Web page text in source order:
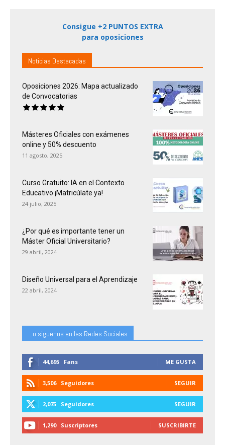
Consigue +2 PUNTOS EXTRA
para oposiciones
Noticias Destacadas
Oposiciones 2026: Mapa actualizado
de Convocatorias
Másteres Oficiales con exámenes
online y 50% descuento
11 agosto, 2025
Curso Gratuito: IA en el Contexto
Educativo ¡Matricúlate ya!
24 julio, 2025
¿Por qué es importante tener un
Máster Oficial Universitario?
29 abril, 2024
Diseño Universal para el Aprendizaje
22 abril, 2024
...o siguenos en las Redes Sociales
44,695 Fans ME GUSTA
3,506 Seguidores SEGUIR
2,075 Seguidores SEGUIR
1,290 Suscriptores SUSCRIBIRTE